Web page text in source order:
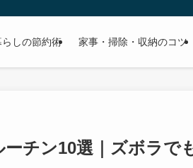
らしの節約術 家事・掃除・収納のコツ
チン10選｜ズボラで